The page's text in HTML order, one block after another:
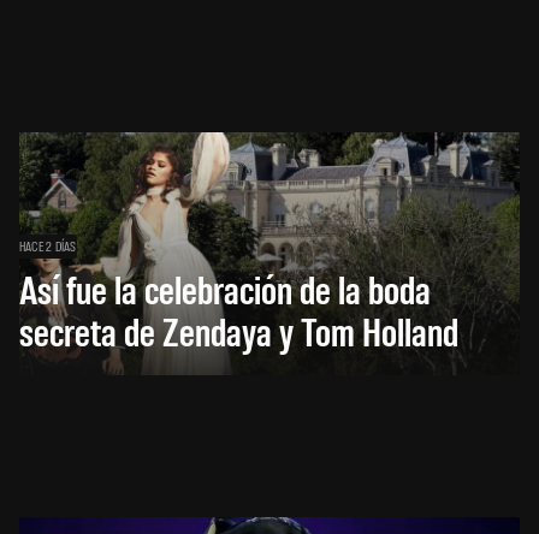
HACE 2 DÍAS
Así fue la celebración de la boda
secreta de Zendaya y Tom Holland